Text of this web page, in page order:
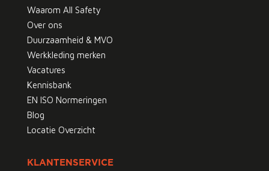
Waarom All Safety
Over ons
Duurzaamheid & MVO
Werkkleding merken
Vacatures
Kennisbank
EN ISO Normeringen
Blog
Locatie Overzicht
KLANTENSERVICE